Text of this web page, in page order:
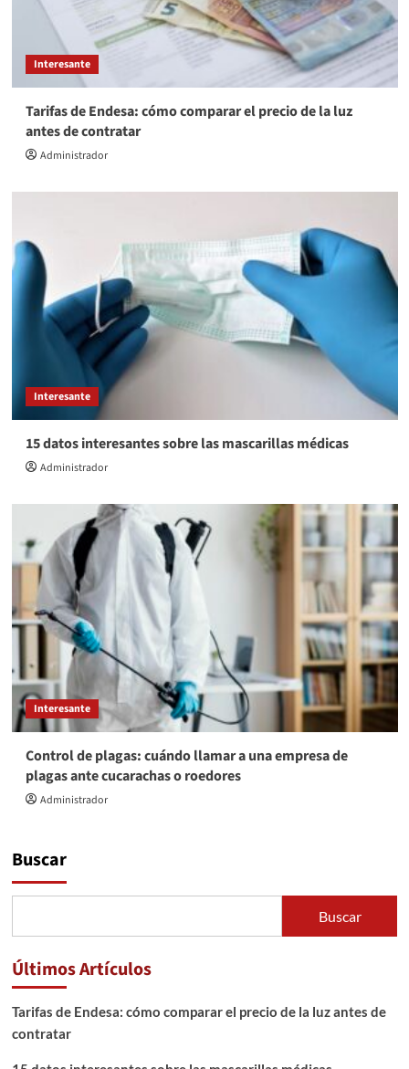
Interesante
Tarifas de Endesa: cómo comparar el precio de la luz
antes de contratar
Administrador
Interesante
15 datos interesantes sobre las mascarillas médicas
Administrador
Interesante
Control de plagas: cuándo llamar a una empresa de
plagas ante cucarachas o roedores
Administrador
Buscar
Buscar
Últimos Artículos
Tarifas de Endesa: cómo comparar el precio de la luz antes de
contratar